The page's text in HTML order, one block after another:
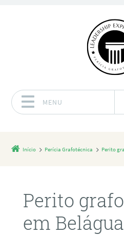
MENU
Início Perícia Grafotécnica Perito
Perito
em Belágua